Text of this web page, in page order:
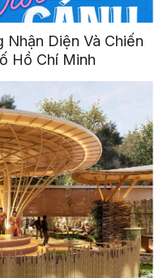
Diện Và Chiến
Hồ Chí Minh